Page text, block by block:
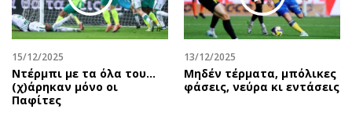
Περιβάλλον
Ελλάδα
Κόσμος
Παράξενα
Πολιτισμός
Ταξίδια
Συνταγές
Έξοδος
Media
Εκπομπές
15/12/2025
Ντέρμπι με τα όλα του…
(χ)άρηκαν μόνο οι
Παφίτες
13/12/2025
Μηδέν τέρματα, μπόλικες
φάσεις, νεύρα κι εντάσεις